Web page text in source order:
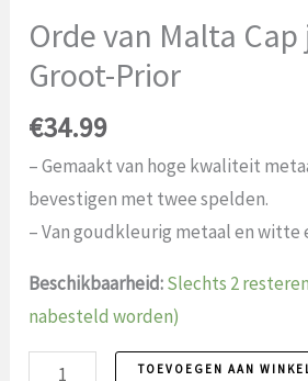
Orde van Malta
Groot-Prior
€34.99
– Gemaakt van hoge kwaliteit
bevestigen met twee spelden.
– Van goudkleurig metaal en witte
Beschikbaarheid:Slechts 2
nabesteld worden)
Orde
TOEVOEGEN AAN